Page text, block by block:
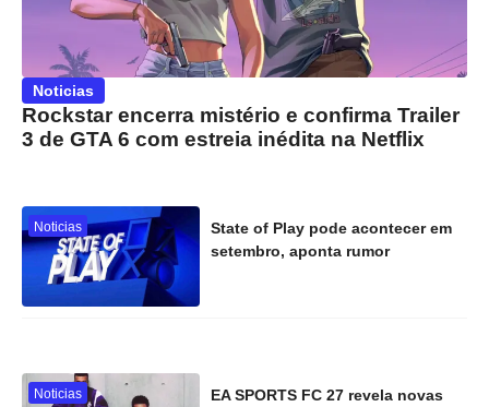
Noticias
Rockstar encerra mistério e confirma Trailer
3 de GTA 6 com estreia inédita na Netflix
Noticias
State of Play pode acontecer em
setembro, aponta rumor
Noticias
EA SPORTS FC 27 revela novas